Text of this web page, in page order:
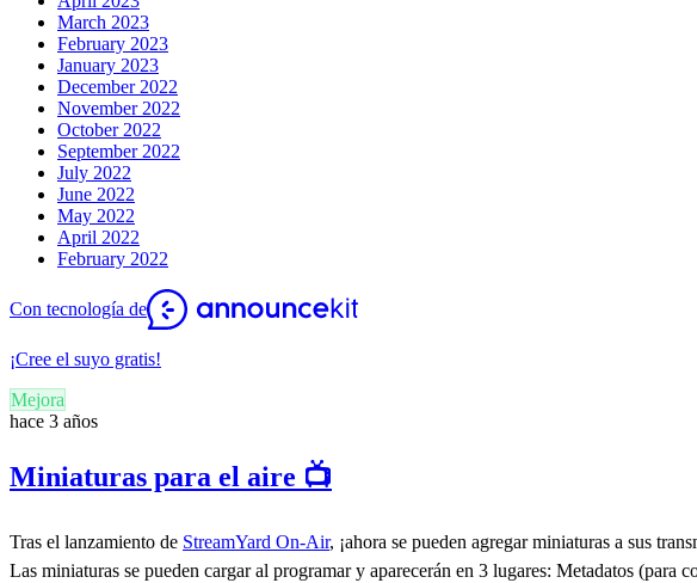
March 2023
February 2023
January 2023
December 2022
November 2022
October 2022
September 2022
July 2022
June 2022
May 2022
April 2022
February 2022
Con tecnología de
¡Cree el suyo gratis!
Mejora
hace 3 años
Miniaturas para el aire 📺
Tras el lanzamiento de StreamYard On-Air, ¡ahora se pueden agregar miniaturas a sus
Las miniaturas se pueden cargar al programar y aparecerán en 3 lugares: Metadatos